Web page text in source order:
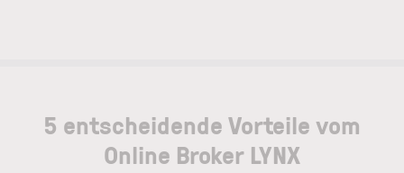
5 entscheidende Vorteile vom
Online Broker LYNX